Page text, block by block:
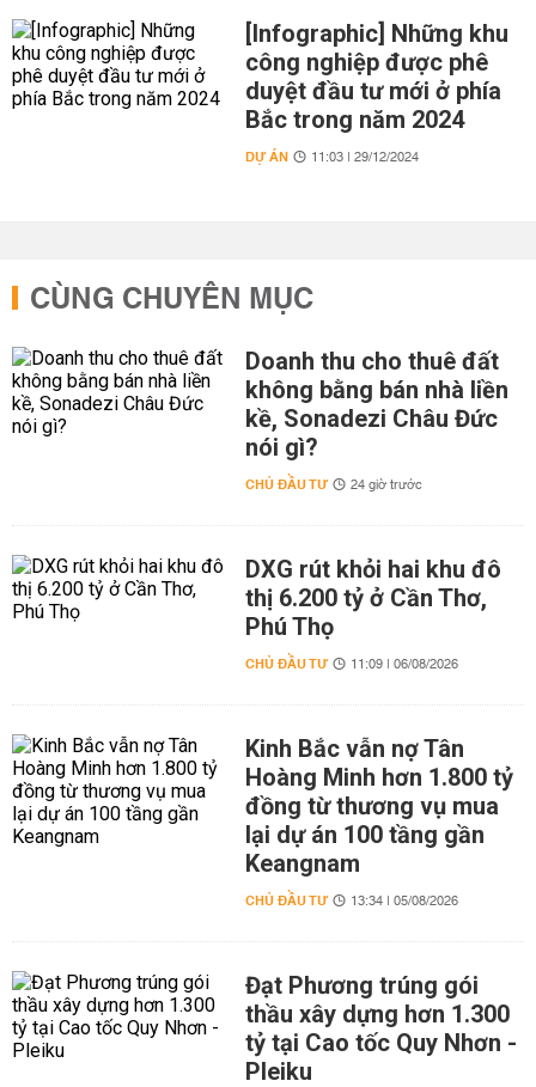
[Infographic] Những khu
công nghiệp được phê
duyệt đầu tư mới ở phía
Bắc trong năm 2024
DỰ ÁN 11:03 | 29/12/2024
CÙNG CHUYÊN MỤC
Doanh thu cho thuê đất
không bằng bán nhà liền
kề, Sonadezi Châu Đức
nói gì?
CHỦ ĐẦU TƯ 24 giờ trước
DXG rút khỏi hai khu đô
thị 6.200 tỷ ở Cần Thơ,
Phú Thọ
CHỦ ĐẦU TƯ 11:09 | 06/08/2026
Kinh Bắc vẫn nợ Tân
Hoàng Minh hơn 1.800 tỷ
đồng từ thương vụ mua
lại dự án 100 tầng gần
Keangnam
CHỦ ĐẦU TƯ 13:34 | 05/08/2026
Đạt Phương trúng gói
thầu xây dựng hơn 1.300
tỷ tại Cao tốc Quy Nhơn -
Pleiku